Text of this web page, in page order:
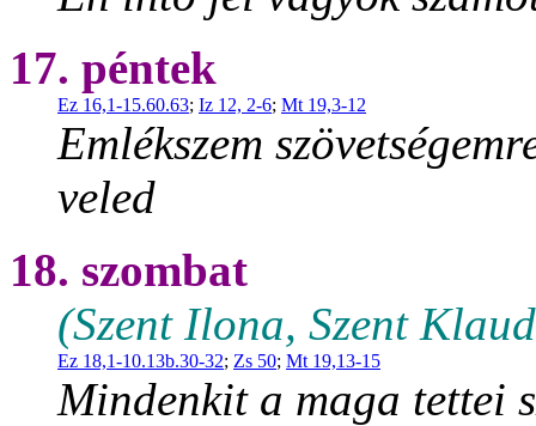
17. péntek
Ez 16,1-15.60.63; Iz 12, 2-6; Mt 19,3-12
Emlékszem
veled
18. szombat
(Szent Ilona, Szent
Ez 18,1-10.13b.30-32; Zs 50; Mt 19,13-15
Mindenkit a maga tettei